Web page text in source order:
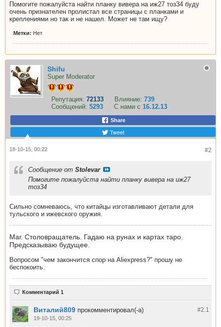
Помогите пожалуйста найти планку вивера на иж27 тоз34 буду
очень признателен пролистал все страницы с планками и
креплениями но так и не нашел. Может не там ищу?
Метки: Нет
Shifu
Super Moderator
Репутация: 72133 Влияние: 739
Сообщений: 5293 С нами с 16.12.13
Share
Tweet
#2
18-10-15, 00:22
Сообщение от Stolevar
Помогите пожалуйста найти планку вивера на иж27
тоз34
Сильно сомневаюсь, что китайцы изготавливают детали для
тульского и ижевского оружия.
Маг. Столовращатель. Гадаю на рунах и картах таро.
Предсказываю будущее.
Вопросом "чем закончится спор на Aliexpress?" прошу не
беспокоить.
Комментарий 1
#2.1
Виталий809 прокомментировал(-а)
19-10-15, 00:25